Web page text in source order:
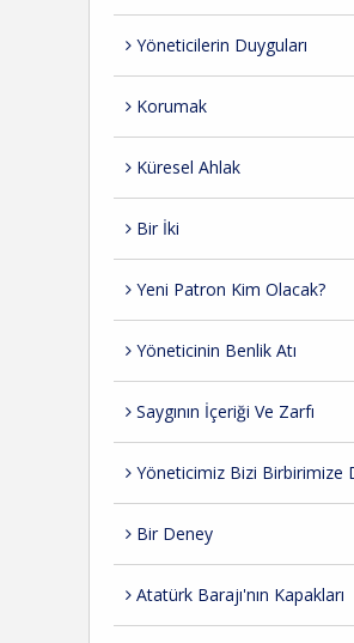
Yöneticilerin Duyguları
Korumak
Küresel Ahlak
Bir İki
Yeni Patron Kim Olacak?
Yöneticinin Benlik Atı
Saygının İçeriği Ve Zarfı
Yöneticimiz Bizi Birbirimize
Bir Deney
Atatürk Barajı'nın Kapakları